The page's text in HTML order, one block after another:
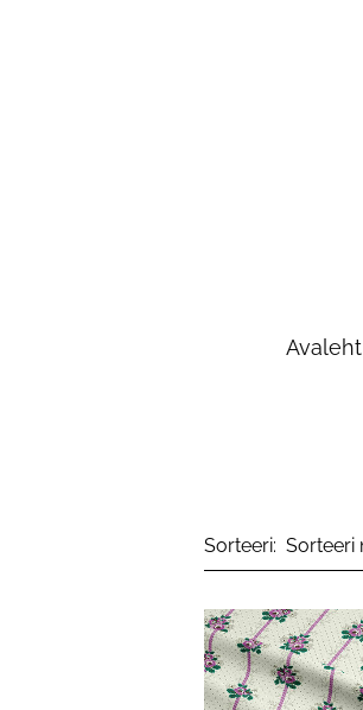
Avaleht
Sorteeri: